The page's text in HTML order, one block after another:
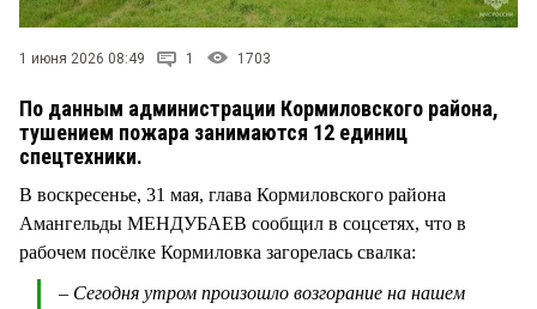
1 июня 2026 08:49 1 1703
По данным администрации Кормиловского района,
тушением пожара занимаются 12 единиц
спецтехники.
В воскресенье, 31 мая, глава Кормиловского района
Амангельды МЕНДУБАЕВ сообщил в соцсетях, что в
рабочем посёлке Кормиловка загорелась свалка:
– Сегодня утром произошло возгорание на нашем